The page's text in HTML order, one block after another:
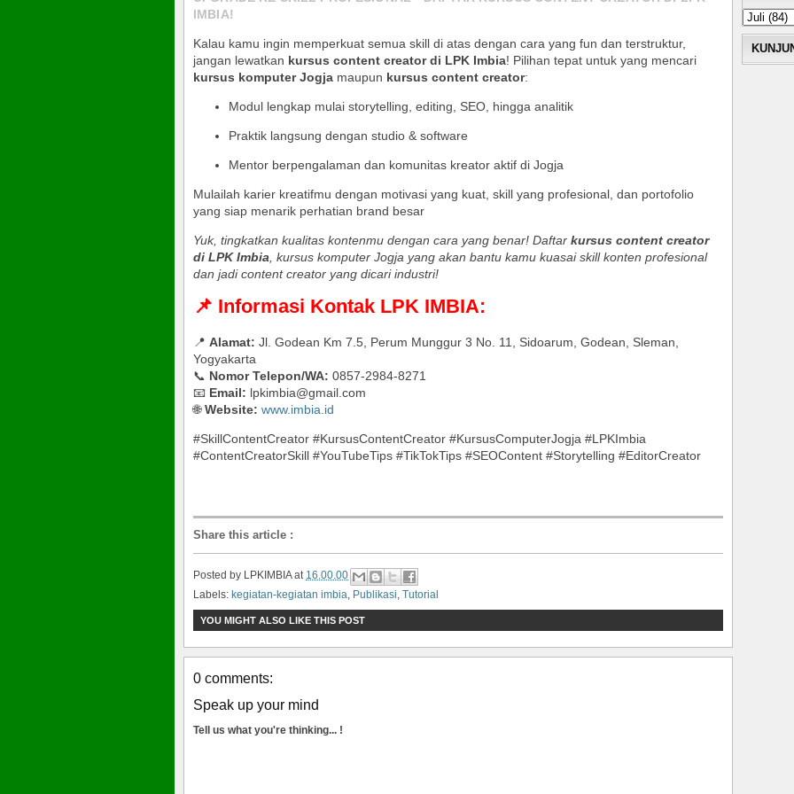
IMBIA!
Kalau kamu ingin memperkuat semua skill di atas dengan cara yang fun dan terstruktur,
jangan lewatkan kursus content creator di LPK Imbia! Pilihan tepat untuk yang mencari
kursus komputer Jogja maupun kursus content creator:
Modul lengkap mulai storytelling, editing, SEO, hingga analitik
Praktik langsung dengan studio & software
Mentor berpengalaman dan komunitas kreator aktif di Jogja
Mulailah karier kreatifmu dengan motivasi yang kuat, skill yang profesional, dan portofolio
yang siap menarik perhatian brand besar
Yuk, tingkatkan kualitas kontenmu dengan cara yang benar! Daftar kursus content creator
di LPK Imbia, kursus komputer Jogja yang akan bantu kamu kuasai skill konten profesional
dan jadi content creator yang dicari industri!
📌 Informasi Kontak LPK IMBIA:
📍 Alamat: Jl. Godean Km 7.5, Perum Munggur 3 No. 11, Sidoarum, Godean, Sleman,
Yogyakarta
📞 Nomor Telepon/WA: 0857-2984-8271
📧 Email: lpkimbia@gmail.com
🌐Website: www.imbia.id
#SkillContentCreator #KursusContentCreator #KursusComputerJogja #LPKImbia
#ContentCreatorSkill #YouTubeTips #TikTokTips #SEOContent #Storytelling #EditorCreator
Share this article :
Posted by LPKIMBIA at 16.00.00
Labels: kegiatan-kegiatan imbia, Publikasi, Tutorial
YOU MIGHT ALSO LIKE THIS POST
0 comments:
Speak up your mind
Tell us what you're thinking... !